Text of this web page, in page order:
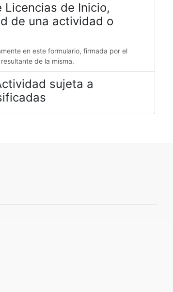
de Inicio,
de una actividad o
en este formulario, firmada por el
de la misma.
sujeta a